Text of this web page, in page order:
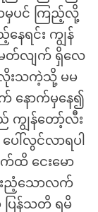
ာမှပင် ကြည့်လို့
ေရင်း ကျွန်
မတ်လျက် ရှိလေ
လိုးသကဲ့သို့ မမ
နောက်မှနေ၍
ကျွန်တော့်လီး
ေါ်လွင်လာရပါ
ထိ ငေးမော
နူးညံ့သောလက်
ပြန်သတိ ရမိ